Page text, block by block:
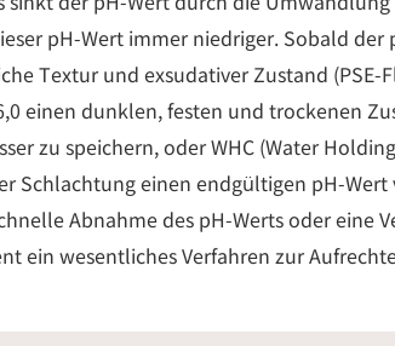
pH-Wert immer niedriger. Sobald
Textur und exsudativer Zustand (PSE-
einen dunklen, festen und trockenen
zu speichern, oder WHC (Water
Schlachtung einen endgültigen pH-Wert
Abnahme des pH-Werts oder eine
ein wesentliches Verfahren zur